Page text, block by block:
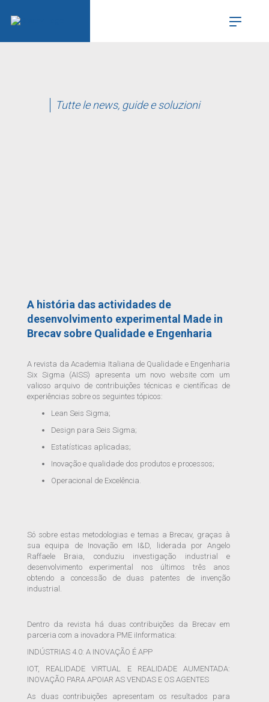
Tutte le news, guide e soluzioni
A história das actividades de
desenvolvimento experimental Made in
Brecav sobre Qualidade e Engenharia
A revista da Academia Italiana de Qualidade e Engenharia
Six Sigma (AISS) apresenta um novo website com um
valioso arquivo de contribuições técnicas e científicas de
experiências sobre os seguintes tópicos:
Lean Seis Sigma;
Design para Seis Sigma;
Estatísticas aplicadas;
Inovação e qualidade dos produtos e processos;
Operacional de Excelência.
Só sobre estas metodologias e temas a Brecav, graças à
sua equipa de Inovação em I&D, liderada por Angelo
Raffaele Braia, conduziu investigação industrial e
desenvolvimento experimental nos últimos três anos
obtendo a concessão de duas patentes de invenção
industrial.
Dentro da revista há duas contribuições da Brecav em
parceria com a inovadora PME iInformatica:
INDÚSTRIAS 4.0: A INOVAÇÃO É APP
IOT, REALIDADE VIRTUAL E REALIDADE AUMENTADA:
INOVAÇÃO PARA APOIAR AS VENDAS E OS AGENTES
As duas contribuições apresentam os resultados para